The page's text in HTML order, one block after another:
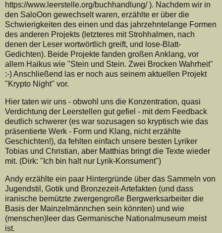
https://www.leerstelle.org/buchhandlung/ ). Nachdem wir in
den SaloOon gewechselt waren, erzählte er über die
Schwierigkeiten des einen und das jahrzehntelange Formen
des anderen Projekts (letzteres mit Strohhalmen, nach
denen der Leser wortwörtlich greift, und lose-Blatt-
Gedichten). Beide Projekte fanden großen Anklang, vor
allem Haikus wie "Stein und Stein. Zwei Brocken Wahrheit"
:-) Anschließend las er noch aus seinem aktuellen Projekt
"Krypto Night" vor.
Hier taten wir uns - obwohl uns die Konzentration, quasi
Verdichtung der Leerstellen gut gefiel - mit dem Feedback
deutlich schwerer (es war sozusagen so kryptisch wie das
präsentierte Werk - Form und Klang, nicht erzählte
Geschichten!), da fehlten einfach unsere besten Lyriker
Tobias und Christian, aber Matthias bringt die Texte wieder
mit. (Dirk: "Ich bin halt nur Lyrik-Konsument")
Andy erzählte ein paar Hintergründe über das Sammeln von
Jugendstil, Gotik und Bronzezeit-Artefakten (und dass
iranische bemützte zwergengroße Bergwerksarbeiter die
Basis der Mainzelmännchen sein könnten) und wie
(menschen)leer das Germanische Nationalmuseum meist
ist.